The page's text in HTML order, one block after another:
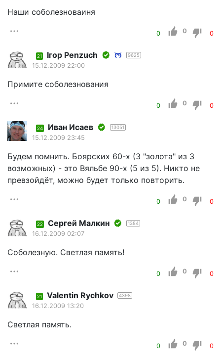
Наши соболезноваиня
0 0 0
21 Iгор Penzuch 9625
15.12.2009 22:00
Примите соболезнования
0 0 0
24 Иван Исаев 13051
15.12.2009 23:45
Будем помнить. Боярских 60-х (3 "золота" из 3
возможных) - это Вяльбе 90-х (5 из 5). Никто не
превзойдёт, можно будет только повторить.
0 0 0
22 Сергей Малкин 1384
16.12.2009 02:07
Соболезную. Светлая память!
0 0 0
21 Valentin Rychkov 4398
16.12.2009 13:20
Светлая память.
0 0 0